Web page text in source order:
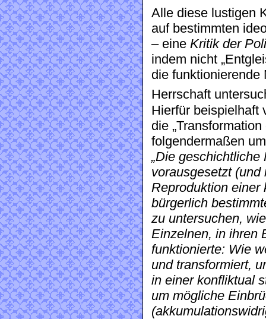
Alle diese lustigen
auf bestimmten
– eine Kritik der
indem nicht
die funktionierende
Herrschaft
Hierfür beispielhaft
die
folgendermaßen
„Die
vorausgesetzt (und
Reproduktion einer
bürgerlich
zu untersuchen,
Einzelnen, in ihren
funktionierte: Wie
und transformiert,
in einer konfliktual
um mögliche